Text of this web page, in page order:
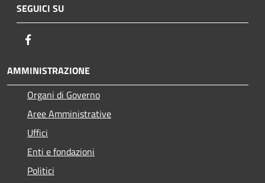
SEGUICI SU
AMMINISTRAZIONE
Organi di Governo
Aree Amministrative
Uffici
Enti e fondazioni
Politici